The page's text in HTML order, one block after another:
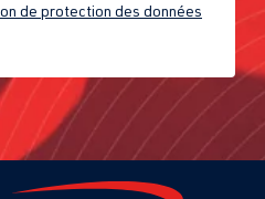
de protection des données